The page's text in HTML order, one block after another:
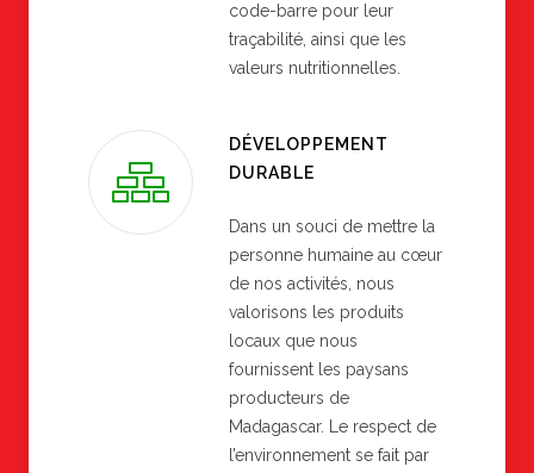
code-barre pour leur
traçabilité, ainsi que les
valeurs nutritionnelles.
DÉVELOPPEMENT
DURABLE
Dans un souci de mettre la
personne humaine au cœur
de nos activités, nous
valorisons les produits
locaux que nous
fournissent les paysans
producteurs de
Madagascar. Le respect de
l’environnement se fait par